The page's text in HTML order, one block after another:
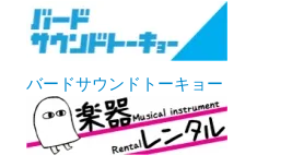
バードサウンドトーキョー